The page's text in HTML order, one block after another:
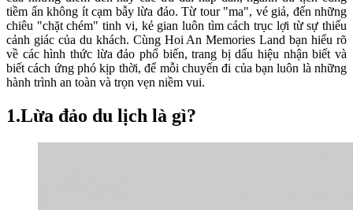
tiềm ẩn không ít cạm bẫy lừa đảo. Từ tour "ma", vé giả, đến những
chiêu "chặt chém" tinh vi, kẻ gian luôn tìm cách trục lợi từ sự thiếu
cảnh giác của du khách. Cùng Hoi An Memories Land bạn hiểu rõ
về các hình thức lừa đảo phổ biến, trang bị dấu hiệu nhận biết và
biết cách ứng phó kịp thời, để mỗi chuyến đi của bạn luôn là những
hành trình an toàn và trọn vẹn niềm vui.
1.Lừa đảo du lịch là gì?